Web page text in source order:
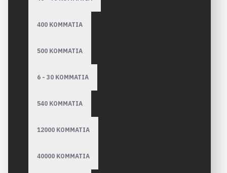
400 ΚΟΜΜΑΤΙΑ
500 ΚΟΜΜΑΤΙΑ
6 - 30 ΚΟΜΜΑΤΙΑ
540 ΚΟΜΜΑΤΙΑ
12000 ΚΟΜΜΑΤΙΑ
40000 ΚΟΜΜΑΤΙΑ